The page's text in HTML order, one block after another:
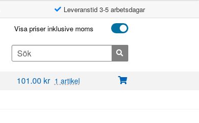
Leveranstid 3-5 arbetsdagar
Visa priser inklusive moms
Search
for:
101.00 kr 1 artikel